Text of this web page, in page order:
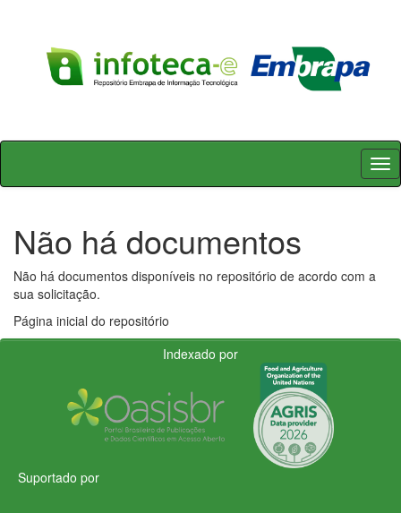
Skip
Não há documentos
Não há documentos disponíveis no repositório de acordo com a
sua solicitação.
Página inicial do repositório
Indexado por
Suportado por